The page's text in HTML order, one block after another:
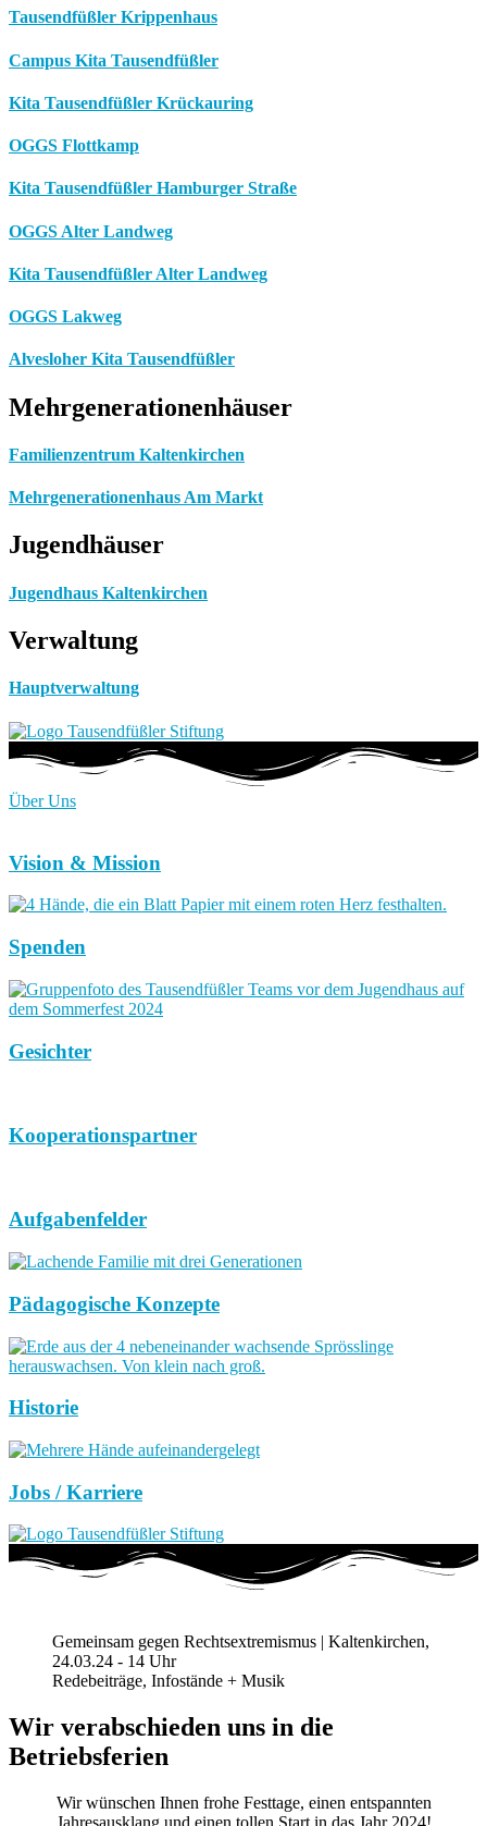
Tausendfüßler Krippenhaus
Campus Kita Tausendfüßler
Kita Tausendfüßler Krückauring
OGGS Flottkamp
Kita Tausendfüßler Hamburger Straße
OGGS Alter Landweg
Kita Tausendfüßler Alter Landweg
OGGS Lakweg
Alvesloher Kita Tausendfüßler
Mehrgenerationenhäuser
Familienzentrum Kaltenkirchen
Mehrgenerationenhaus Am Markt
Jugendhäuser
Jugendhaus Kaltenkirchen
Verwaltung
Hauptverwaltung
Über Uns
Vision & Mission
Spenden
Gesichter
Kooperationspartner
Aufgabenfelder
Pädagogische Konzepte
Historie
Jobs / Karriere
Gemeinsam gegen Rechtsextremismus | Kaltenkirchen,
24.03.24 - 14 Uhr
Redebeiträge, Infostände + Musik
Wir verabschieden uns in die
Betriebsferien
Wir wünschen Ihnen frohe Festtage, einen entspannten
Jahresausklang und einen tollen Start in das Jahr 2024!